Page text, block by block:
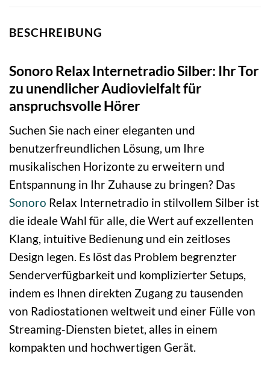
BESCHREIBUNG
Sonoro Relax Internetradio Silber: Ihr Tor
zu unendlicher Audiovielfalt für
anspruchsvolle Hörer
Suchen Sie nach einer eleganten und
benutzerfreundlichen Lösung, um Ihre
musikalischen Horizonte zu erweitern und
Entspannung in Ihr Zuhause zu bringen? Das
Sonoro Relax Internetradio in stilvollem Silber ist
die ideale Wahl für alle, die Wert auf exzellenten
Klang, intuitive Bedienung und ein zeitloses
Design legen. Es löst das Problem begrenzter
Senderverfügbarkeit und komplizierter Setups,
indem es Ihnen direkten Zugang zu tausenden
von Radiostationen weltweit und einer Fülle von
Streaming-Diensten bietet, alles in einem
kompakten und hochwertigen Gerät.